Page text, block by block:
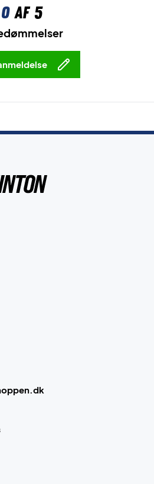
0af 5